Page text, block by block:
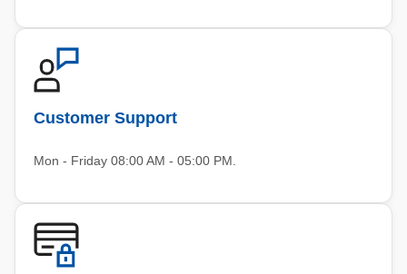
Customer Support
Mon - Friday 08:00 AM - 05:00 PM.